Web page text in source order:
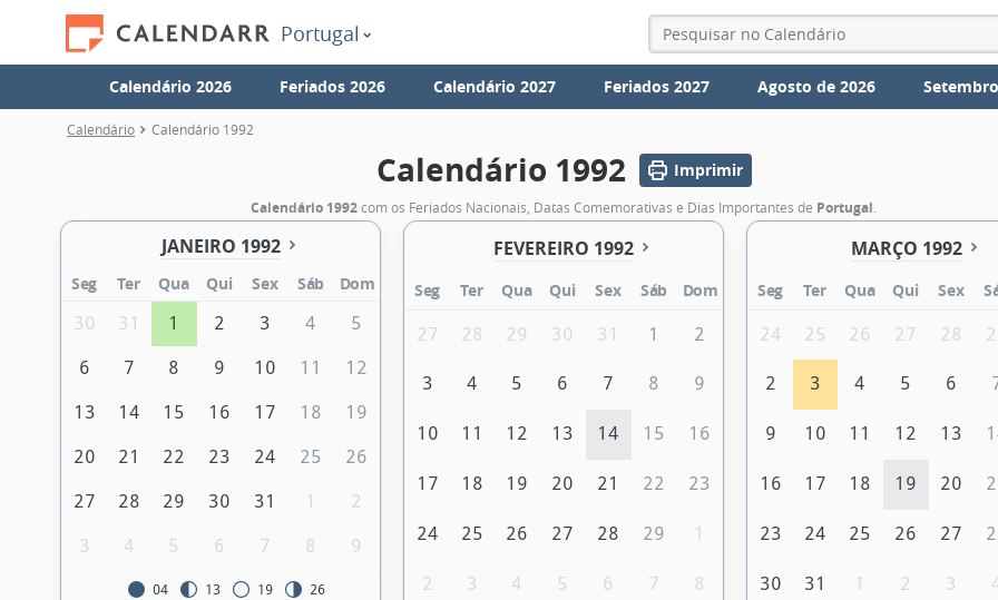
Portugal
Calendário 2026 Feriados 2026 Calendário 2027 Feriados 2027 Agosto de 2026
Calendário Calendário 1992
Calendário 1992 Imprimir
Calendário 1992com os Feriados Nacionais, Datas Comemorativas e Dias Importantes de Portugal
JANEIRO 1992
Seg Ter Qua Qui Sex Sáb
Dom
30
31 1 2 3 4 5
6 7 8 9 10 11 12
13 14 15 16 17 18 19
20 21 22 23 24 25 26
27 28 29 30 31 1 2
3 4 5 6 7 8 9
04 13 19 26
FEVEREIRO 1992
Seg Ter Qua Qui Sex Sáb Dom
27 28 29 30 31 1 2
3 4 5 6 7 8 9
10 11 12 13 14 15 16
17 18 19 20 21 22 23
24 25 26 27 28 29 1
2 3 4 5 6 7 8
MARÇO 1992
Seg Ter Qua Qui Sex
24 25 26 27 28
2 3 4 5 6
9 10 11 12 13
16 17 18 19 20
23 24 25 26 27
30 31 1 2 3